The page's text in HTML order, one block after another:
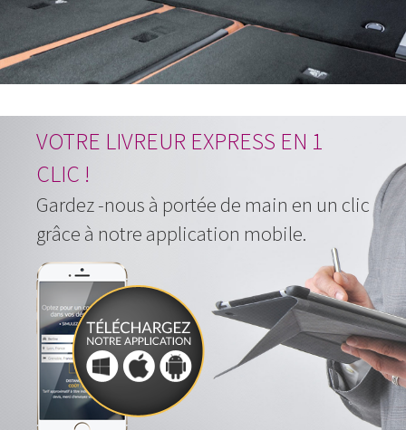
VOTRE LIVREUR EXPRESS EN 1
CLIC !
Gardez -nous à portée de main en un clic
grâce à notre application mobile.